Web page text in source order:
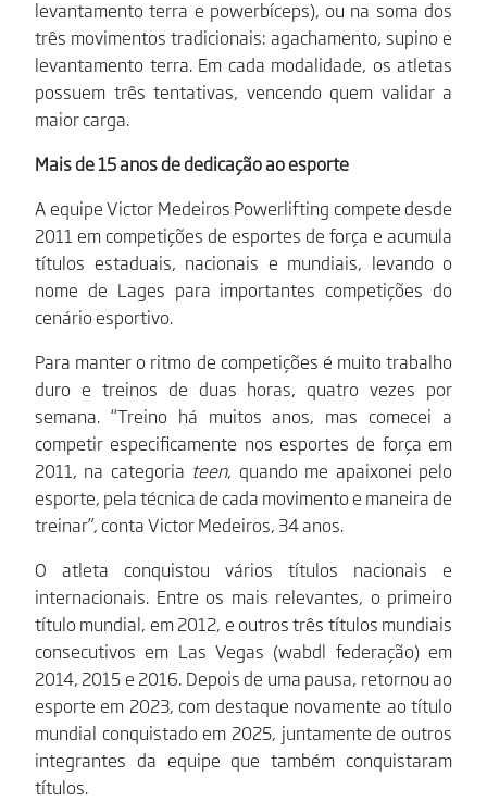
levantamento terra e powerbíceps), ou na soma dos
três movimentos tradicionais: agachamento, supino e
levantamento terra. Em cada modalidade, os atletas
possuem três tentativas, vencendo quem validar a
maior carga.
Mais de 15 anos de dedicação ao esporte
A equipe Victor Medeiros Powerlifting compete desde
2011 em competições de esportes de força e acumula
títulos estaduais, nacionais e mundiais, levando o
nome de Lages para importantes competições do
cenário esportivo.
Para manter o ritmo de competições é muito trabalho
duro e treinos de duas horas, quatro vezes por
semana. “Treino há muitos anos, mas comecei a
competir especificamente nos esportes de força em
2011, na categoria teen, quando me apaixonei pelo
esporte, pela técnica de cada movimento e maneira de
treinar”, conta Victor Medeiros, 34 anos.
O atleta conquistou vários títulos nacionais e
internacionais. Entre os mais relevantes, o primeiro
título mundial, em 2012, e outros três títulos mundiais
consecutivos em Las Vegas (wabdl federação) em
2014, 2015 e 2016. Depois de uma pausa, retornou ao
esporte em 2023, com destaque novamente ao título
mundial conquistado em 2025, juntamente de outros
integrantes da equipe que também conquistaram
títulos.